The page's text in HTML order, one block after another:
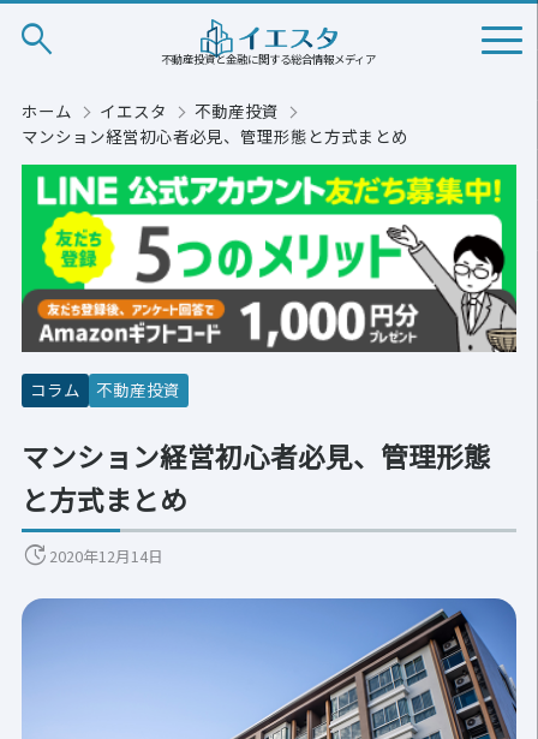
不動産投資と金融に関する総合情報メディア
search
ホーム イエスタ
不動産投資
マンション経営初心者必見、管理形態と方式まとめ
コラム 不動産投資
マンション経営初心者必見、管理形態
と方式まとめ
update 2020年12月14日